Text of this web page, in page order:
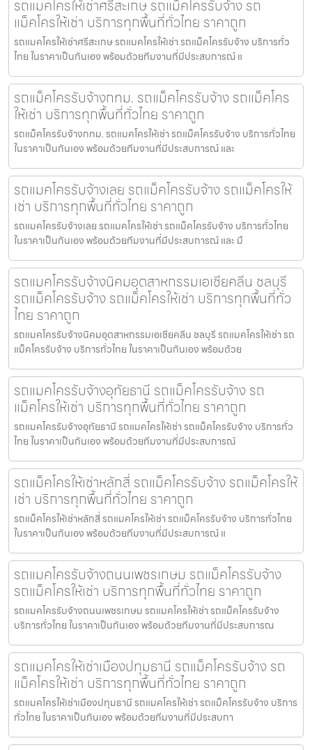
รถแมคโครให้เช่าศรีสะเกษ รถแม็คโครรับจ้าง รถ
แม็คโครให้เช่า บริการทุกพื้นที่ทั่วไทย ราคาถูก
รถแมคโครให้เช่าศรีสะเกษ รถแมคโครให้เช่า รถแม็คโครรับจ้าง บริการทั่ว
ไทย ในราคาเป็นกันเอง พร้อมด้วยทีมงานที่มีประสบการณ์ แ
รถแม็คโครรับจ้างกทม. รถแม็คโครรับจ้าง รถแม็คโคร
ให้เช่า บริการทุกพื้นที่ทั่วไทย ราคาถูก
รถแม็คโครรับจ้างกทม. รถแมคโครให้เช่า รถแม็คโครรับจ้าง บริการทั่วไทย
ในราคาเป็นกันเอง พร้อมด้วยทีมงานที่มีประสบการณ์ และ
รถแมคโครรับจ้างเลย รถแม็คโครรับจ้าง รถแม็คโครให้
เช่า บริการทุกพื้นที่ทั่วไทย ราคาถูก
รถแมคโครรับจ้างเลย รถแมคโครให้เช่า รถแม็คโครรับจ้าง บริการทั่วไทย
ในราคาเป็นกันเอง พร้อมด้วยทีมงานที่มีประสบการณ์ และ มื
รถแมคโครรับจ้างนิคมอุตสาหกรรมเอเชียคลีน ชลบุรี
รถแม็คโครรับจ้าง รถแม็คโครให้เช่า บริการทุกพื้นที่ทั่ว
ไทย ราคาถูก
รถแมคโครรับจ้างนิคมอุตสาหกรรมเอเชียคลีน ชลบุรี รถแมคโครให้เช่า รถ
แม็คโครรับจ้าง บริการทั่วไทย ในราคาเป็นกันเอง พร้อมด้วย
รถแมคโครรับจ้างอุทัยธานี รถแม็คโครรับจ้าง รถ
แม็คโครให้เช่า บริการทุกพื้นที่ทั่วไทย ราคาถูก
รถแมคโครรับจ้างอุทัยธานี รถแมคโครให้เช่า รถแม็คโครรับจ้าง บริการทั่ว
ไทย ในราคาเป็นกันเอง พร้อมด้วยทีมงานที่มีประสบการณ์
รถแม็คโครให้เช่าหลักสี่ รถแม็คโครรับจ้าง รถแม็คโครให้
เช่า บริการทุกพื้นที่ทั่วไทย ราคาถูก
รถแม็คโครให้เช่าหลักสี่ รถแมคโครให้เช่า รถแม็คโครรับจ้าง บริการทั่วไทย
ในราคาเป็นกันเอง พร้อมด้วยทีมงานที่มีประสบการณ์ แ
รถแมคโครรับจ้างถนนเพชรเกษม รถแม็คโครรับจ้าง
รถแม็คโครให้เช่า บริการทุกพื้นที่ทั่วไทย ราคาถูก
รถแมคโครรับจ้างถนนเพชรเกษม รถแมคโครให้เช่า รถแม็คโครรับจ้าง
บริการทั่วไทย ในราคาเป็นกันเอง พร้อมด้วยทีมงานที่มีประสบการณ
รถแมคโครให้เช่าเมืองปทุมธานี รถแม็คโครรับจ้าง รถ
แม็คโครให้เช่า บริการทุกพื้นที่ทั่วไทย ราคาถูก
รถแมคโครให้เช่าเมืองปทุมธานี รถแมคโครให้เช่า รถแม็คโครรับจ้าง บริการ
ทั่วไทย ในราคาเป็นกันเอง พร้อมด้วยทีมงานที่มีประสบกา